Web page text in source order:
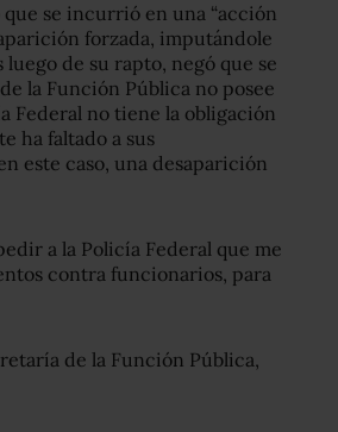
se incurrió en una “acción
forzada, imputándole
de su rapto, negó que se
la Función Pública no posee
Federal no tiene la obligación
ha faltado a sus
este caso, una desaparición
a la Policía Federal que me
contra funcionarios, para
de la Función Pública,